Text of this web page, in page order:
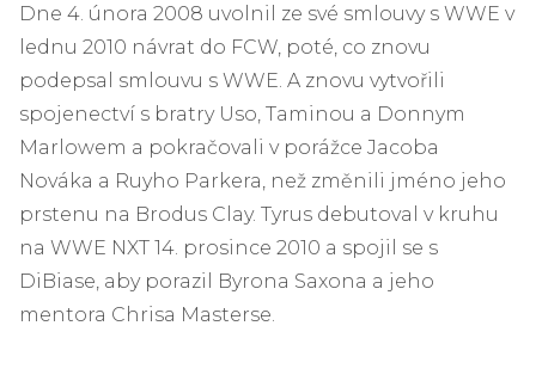
Dne 4. února 2008 uvolnil ze své smlouvy s WWE v
lednu 2010 návrat do FCW, poté, co znovu
podepsal smlouvu s WWE. A znovu vytvořili
spojenectví s bratry Uso, Taminou a Donnym
Marlowem a pokračovali v porážce Jacoba
Nováka a Ruyho Parkera, než změnili jméno jeho
prstenu na Brodus Clay. Tyrus debutoval v kruhu
na WWE NXT 14. prosince 2010 a spojil se s
DiBiase, aby porazil Byrona Saxona a jeho
mentora Chrisa Masterse.